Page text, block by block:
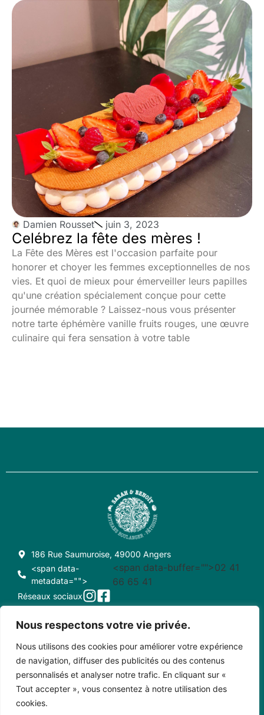
Nous respectons votre vie privée.
Nous utilisons des cookies pour améliorer votre expérience
de navigation, diffuser des publicités ou des contenus
personnalisés et analyser notre trafic. En cliquant sur «
Tout accepter », vous consentez à notre utilisation des
cookies.
Damien Rousset juin 3, 2023
Celébrez la fête des mères !
La Fête des Mères est l'occasion parfaite pour
honorer et choyer les femmes exceptionnelles de nos
vies. Et quoi de mieux pour émerveiller leurs papilles
qu'une création spécialement conçue pour cette
journée mémorable ? Laissez-nous vous présenter
notre tarte éphémère vanille fruits rouges, une œuvre
culinaire qui fera sensation à votre table
186 Rue Saumuroise, 49000 Angers
<span data-
metadata="">
<span data-buffer="">02 41
66 65 41
Réseaux sociaux
CONDITIONS GÉNÉRALES DE VENTE CRÉDITS
MENTIONS LÉGALES